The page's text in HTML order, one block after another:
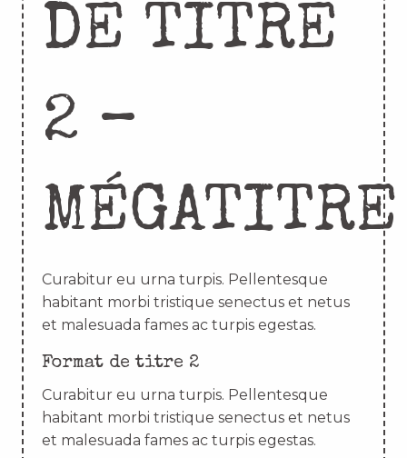
DE TITRE
2 –
MÉGATITRE
Curabitur eu urna turpis. Pellentesque
habitant morbi tristique senectus et netus
et malesuada fames ac turpis egestas.
Format de titre 2
Curabitur eu urna turpis. Pellentesque
habitant morbi tristique senectus et netus
et malesuada fames ac turpis egestas.